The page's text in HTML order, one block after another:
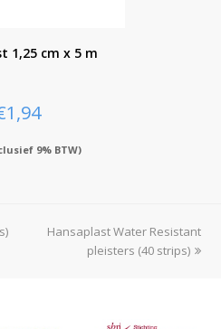
1,25 cm x 5 m
1,94
9% BTW)
next
Hansaplast Water Resistant
pleisters (40 strips)